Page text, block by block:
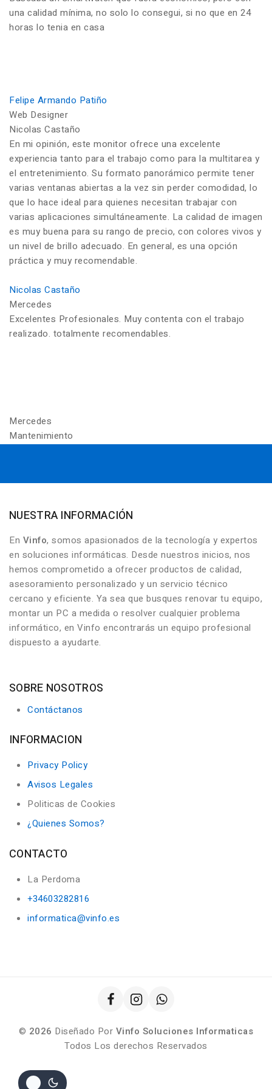
una calidad mínima, no solo lo consegui, si no que en 24
horas lo tenia en casa
Felipe Armando Patiño
Web Designer
Nicolas Castaño
En mi opinión, este monitor ofrece una excelente
experiencia tanto para el trabajo como para la multitarea y
el entretenimiento. Su formato panorámico permite tener
varias ventanas abiertas a la vez sin perder comodidad, lo
que lo hace ideal para quienes necesitan trabajar con
varias aplicaciones simultáneamente. La calidad de imagen
es muy buena para su rango de precio, con colores vivos y
un nivel de brillo adecuado. En general, es una opción
práctica y muy recomendable.
Nicolas Castaño
Mercedes
Excelentes Profesionales. Muy contenta con el trabajo
realizado. totalmente recomendables.
Mercedes
Mantenimiento
NUESTRA INFORMACIÓN
En Vinfo, somos apasionados de la tecnología y expertos
en soluciones informáticas. Desde nuestros inicios, nos
hemos comprometido a ofrecer productos de calidad,
asesoramiento personalizado y un servicio técnico
cercano y eficiente. Ya sea que busques renovar tu equipo,
montar un PC a medida o resolver cualquier problema
informático, en Vinfo encontrarás un equipo profesional
dispuesto a ayudarte.
SOBRE NOSOTROS
Contáctanos
INFORMACION
Privacy Policy
Avisos Legales
Politicas de Cookies
¿Quienes Somos?
CONTACTO
La Perdoma
+34603282816
informatica@vinfo.es
© 2026 Diseñado Por Vinfo Soluciones Informaticas
Todos Los derechos Reservados